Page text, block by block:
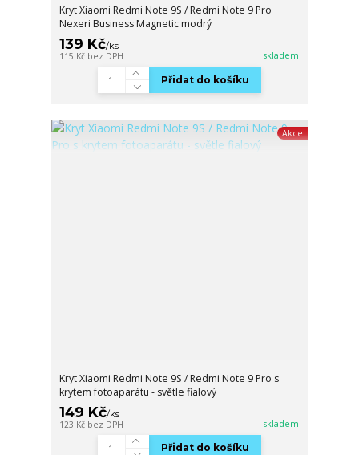
Kryt Xiaomi Redmi Note 9S / Redmi Note 9 Pro
Nexeri Business Magnetic modrý
139 Kč/ks
115 Kč bez DPH skladem
Přidat do košíku
Akce
Kryt Xiaomi Redmi Note 9S / Redmi Note 9 Pro s
krytem fotoaparátu - světle fialový
149 Kč/ks
123 Kč bez DPH skladem
Přidat do košíku